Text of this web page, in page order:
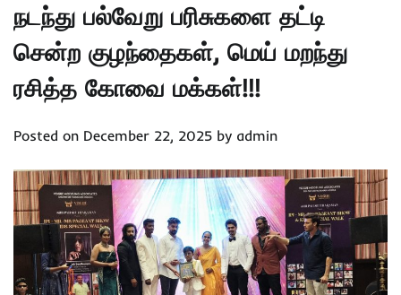
நடந்து பல்வேறு பரிசுகளை தட்டி
சென்ற குழந்தைகள், மெய் மறந்து
ரசித்த கோவை மக்கள்!!!
Posted on December 22, 2025 by admin